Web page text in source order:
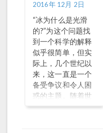
2016年 12月 2日
“冰为什么是光滑
的?”为这个问题找
到一个科学的解释
似乎很简单，但实
际上，几个世纪以
来，这一直是一个
备受争议和令人困
惑的主题。随着世
界上大部分地区的